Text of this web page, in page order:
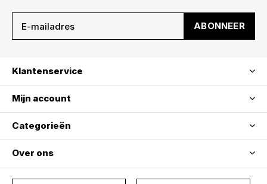
ABONNEER
Klantenservice
Mijn account
Categorieën
Over ons